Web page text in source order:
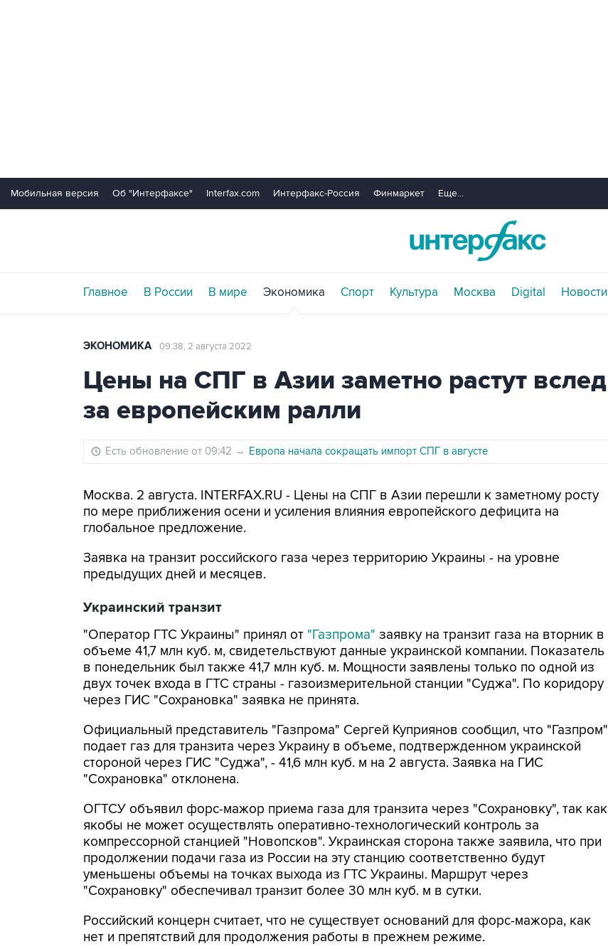
Мобильная версия Об "Интерфаксе" Interfax.com Интерфакс-Россия Финмаркет Еще...
Главное В России В мире Экономика Спорт Культура Москва Digital Новости
ЭКОНОМИКА 09:38, 2 августа 2022
Цены на СПГ в Азии заметно растут вслед
за европейским ралли
Есть обновление от 09:42 → Европа начала сокращать импорт СПГ в августе
Москва. 2 августа. INTERFAX.RU - Цены на СПГ в Азии перешли к заметному росту
по мере приближения осени и усиления влияния европейского дефицита на
глобальное предложение.
Заявка на транзит российского газа через территорию Украины - на уровне
предыдущих дней и месяцев.
Украинский транзит
"Оператор ГТС Украины" принял от "Газпрома" заявку на транзит газа на вторник в
объеме 41,7 млн куб. м, свидетельствуют данные украинской компании. Показатель
в понедельник был также 41,7 млн куб. м. Мощности заявлены только по одной из
двух точек входа в ГТС страны - газоизмерительной станции "Суджа". По коридору
через ГИС "Сохрановка" заявка не принята.
Официальный представитель "Газпрома" Сергей Куприянов сообщил, что "Газпром"
подает газ для транзита через Украину в объеме, подтвержденном украинской
стороной через ГИС "Суджа", - 41,6 млн куб. м на 2 августа. Заявка на ГИС
"Сохрановка" отклонена.
ОГТСУ объявил форс-мажор приема газа для транзита через "Сохрановку", так как
якобы не может осуществлять оперативно-технологический контроль за
компрессорной станцией "Новопсков". Украинская сторона также заявила, что при
продолжении подачи газа из России на эту станцию соответственно будут
уменьшены объемы на точках выхода из ГТС Украины. Маршрут через
"Сохрановку" обеспечивал транзит более 30 млн куб. м в сутки.
Российский концерн считает, что не существует оснований для форс-мажора, как
нет и препятствий для продолжения работы в прежнем режиме.